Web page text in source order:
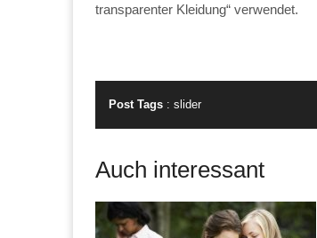
transparenter Kleidung“ verwendet.
Post Tags : slider
Auch interessant